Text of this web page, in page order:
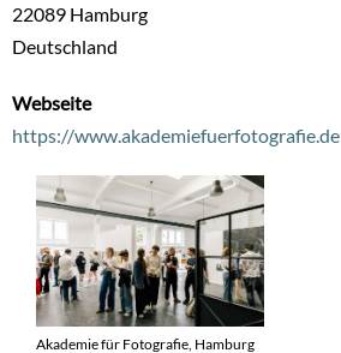
22089 Hamburg
Deutschland
Webseite
https://www.akademiefuerfotografie.de
Akademie für Fotografie, Hamburg